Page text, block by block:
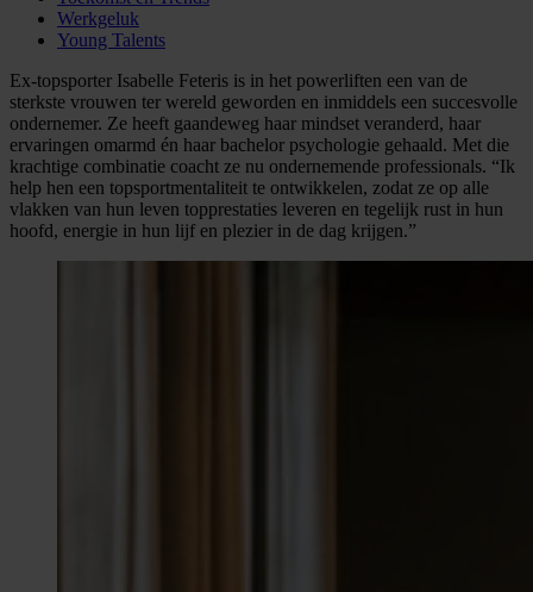
Werkgeluk
Young Talents
Ex-topsporter Isabelle Feteris is in het powerliften een van de
sterkste vrouwen ter wereld geworden en inmiddels een succesvolle
ondernemer. Ze heeft gaandeweg haar mindset veranderd, haar
ervaringen omarmd én haar bachelor psychologie gehaald. Met die
krachtige combinatie coacht ze nu ondernemende professionals. “Ik
help hen een topsportmentaliteit te ontwikkelen, zodat ze op alle
vlakken van hun leven topprestaties leveren en tegelijk rust in hun
hoofd, energie in hun lijf en plezier in de dag krijgen.”